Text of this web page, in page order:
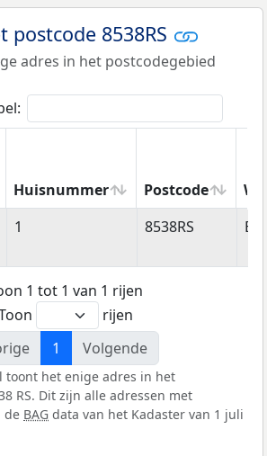
postcode 8538RS
adres in het postcodegebied
Huisnummer Postcode
Huisnummer Postcode
1 8538RS
1 tot 1 van 1 rijen
rijen
1 Volgende
toont het enige adres in het
RS. Dit zijn alle adressen met
de BAG data van het Kadaster van 1 juli